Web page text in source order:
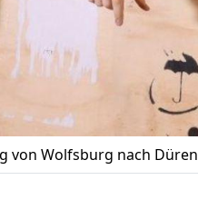
von Wolfsburg nach Düren